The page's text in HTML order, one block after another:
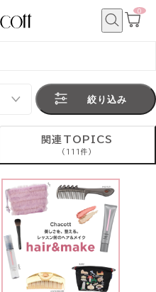
カ
0
絞り込み
関連TOPICS
(111件)